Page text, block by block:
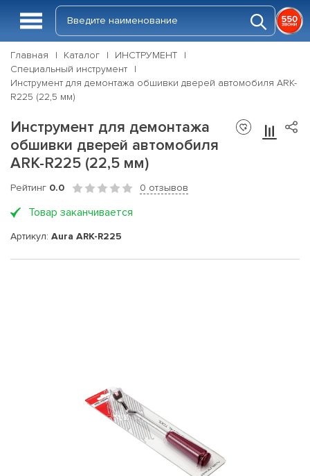
Главная Каталог
ИНСТРУМЕНТ
Специальный инструмент
Инструмент для демонтажа обшивки дверей автомобиля ARK-
R225 (22,5 мм)
Инструмент для демонтажа
обшивки дверей автомобиля
ARK-R225 (22,5 мм)
Рейтинг 0.0 0 отзывов
Товар заканчивается
Артикул: Aura ARK-R225